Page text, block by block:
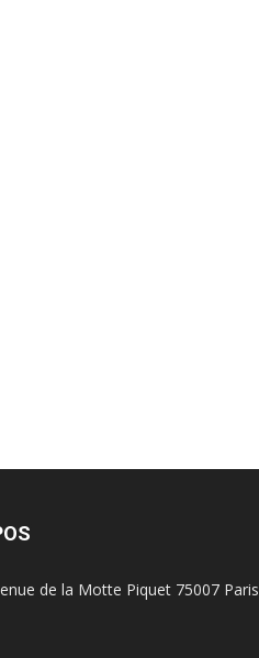
de la Motte Piquet 75007 Paris